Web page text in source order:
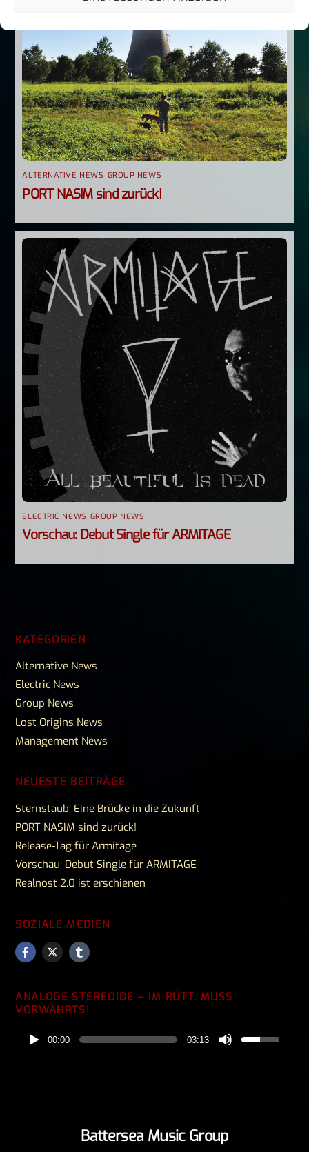
ALTERNATIVE NEWS GROUP NEWS
PORT NASIM sind zurück!
ELECTRIC NEWS GROUP NEWS
Vorschau: Debut Single für ARMITAGE
KATEGORIEN
Alternative News
Electric News
Group News
Lost Origins News
Management News
NEUESTE BEITRÄGE
Sternstaub: Eine Brücke in die Zukunft
PORT NASIM sind zurück!
Release-Tag für Armitage
Vorschau: Debut Single für ARMITAGE
Realnost 2.0 ist erschienen
SOZIALE MEDIEN
ANALOGE STEREOIDE – IM RÜTT. MUSS
VORWÄHRTS!
00:00 03:13
Battersea Music Group